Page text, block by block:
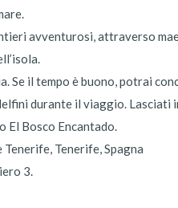
avventurosi, attraverso
Se il tempo è buono, potrai
durante il viaggio.
El Bosco Encantado.
Tenerife, Spagna
3.